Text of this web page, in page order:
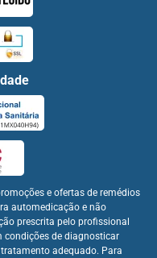
e ofertas de remédios
automedicação e não
prescrita pelo profissional
condições de diagnosticar
adequado. Para